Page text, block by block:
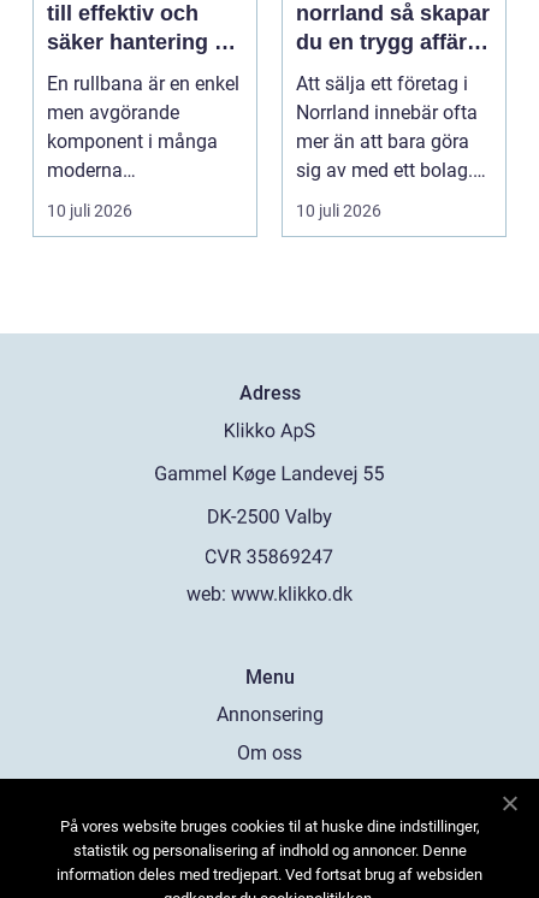
till effektiv och
säker hantering av
gods
En rullbana är en enkel
men avgörande
komponent i många
moderna
verksamheter. Den
används för att fl...
10 juli 2026
norrland så skapar
du en trygg affär
från start till mål
Att sälja ett företag i
Norrland innebär ofta
mer än att bara göra
sig av med ett bolag.
För många ä...
10 juli 2026
Adress
web: www.klikko.dk
Menu
Annonsering
Om oss
Kontakta oss
Sitemap
På vores website bruges cookies til at huske dine indstillinger,
statistik og personalisering af indhold og annoncer. Denne
information deles med tredjepart. Ved fortsat brug af websiden